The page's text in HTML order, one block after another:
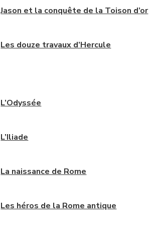
Jason et la conquête de la Toison d’or
Les douze travaux d’Hercule
L’Odyssée
L’Iliade
La naissance de Rome
Les héros de la Rome antique